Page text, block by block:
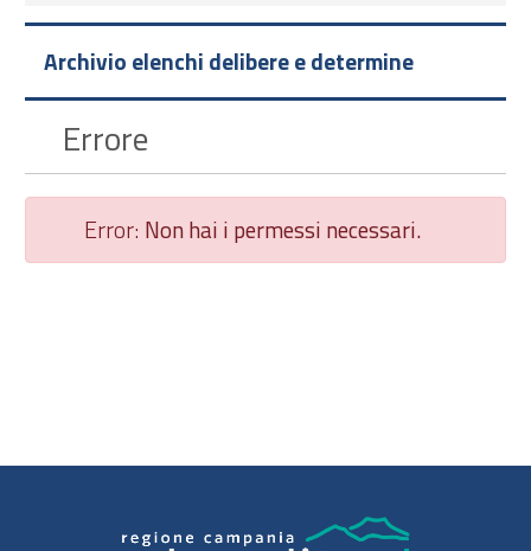
Archivio elenchi delibere e determine
Errore
Error: Non hai i permessi necessari.